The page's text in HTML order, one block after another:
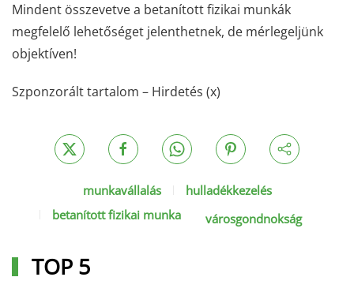
Mindent összevetve a betanított fizikai munkák
megfelelő lehetőséget jelenthetnek, de mérlegeljünk
objektíven!
Szponzorált tartalom – Hirdetés (x)
munkavállalás
hulladékkezelés
betanított fizikai munka
városgondnokság
TOP 5